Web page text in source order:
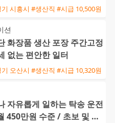
시흥시 #생산직 #시급 10,500원
션
화장품 생산 포장 주간고정
없는 편안한 일터
오산시 #생산직 #시급 10,320원
자유롭게 일하는 탁송 운전
450만원 수준 / 초보 및 외